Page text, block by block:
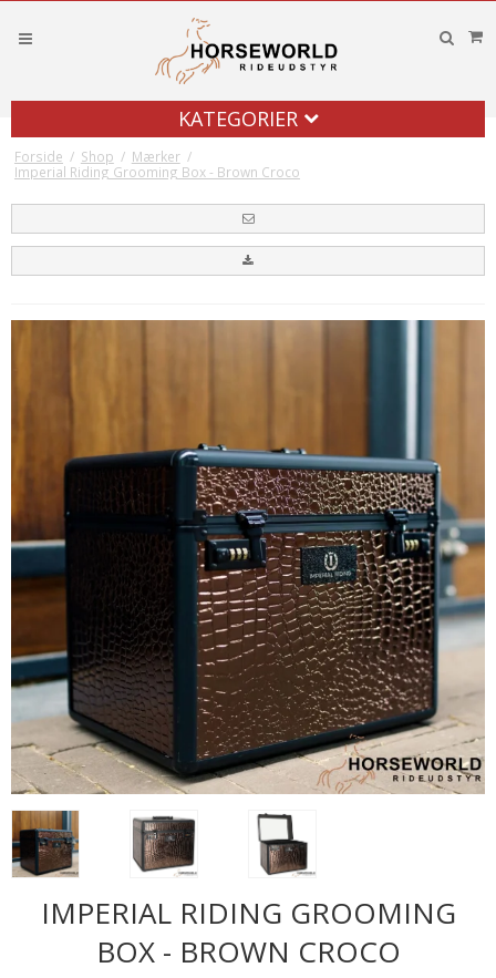
KATEGORIER
Forside / Shop / Mærker /
Imperial Riding Grooming Box - Brown Croco
IMPERIAL RIDING GROOMING
BOX - BROWN CROCO